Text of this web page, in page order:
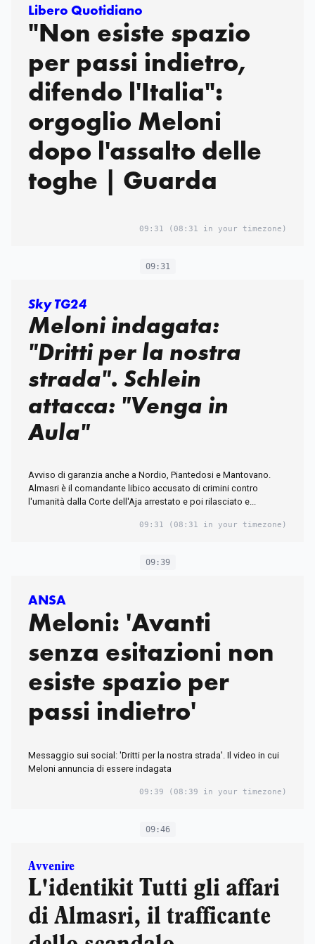
Libero Quotidiano
"Non esiste spazio
per passi indietro,
difendo l'Italia":
orgoglio Meloni
dopo l'assalto delle
toghe | Guarda
09:31 (08:31 in your timezone)
09:31
Sky TG24
Meloni indagata:
"Dritti per la nostra
strada". Schlein
attacca: "Venga in
Aula"
Avviso di garanzia anche a Nordio, Piantedosi e Mantovano.
Almasri è il comandante libico accusato di crimini contro
l'umanità dalla Corte dell'Aja arrestato e poi rilasciato e...
09:31 (08:31 in your timezone)
09:39
ANSA
Meloni: 'Avanti
senza esitazioni non
esiste spazio per
passi indietro'
Messaggio sui social: 'Dritti per la nostra strada'. Il video in cui
Meloni annuncia di essere indagata
09:39 (08:39 in your timezone)
09:46
Avvenire
L'identikit Tutti gli affari
di Almasri, il trafficante